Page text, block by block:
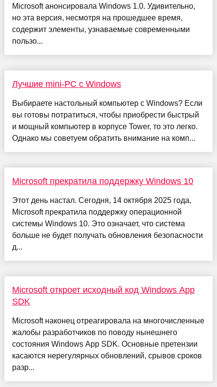
Microsoft анонсировала Windows 1.0. Удивительно,
но эта версия, несмотря на прошедшее время,
содержит элементы, узнаваемые современными
пользо...
Лучшие mini-PC с Windows
Выбираете настольный компьютер с Windows? Если
вы готовы потратиться, чтобы приобрести быстрый
и мощный компьютер в корпусе Tower, то это легко.
Однако мы советуем обратить внимание на комп...
Microsoft прекратила поддержку Windows 10
Этот день настал. Сегодня, 14 октября 2025 года,
Microsoft прекратила поддержку операционной
системы Windows 10. Это означает, что система
больше не будет получать обновления безопасности
д...
Microsoft откроет исходный код Windows App
SDK
Microsoft наконец отреагировала на многочисленные
жалобы разработчиков по поводу нынешнего
состояния Windows App SDK. Основные претензии
касаются нерегулярных обновлений, срывов сроков
разр...